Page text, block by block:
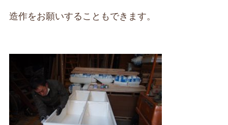
造作をお願いすることもできます。